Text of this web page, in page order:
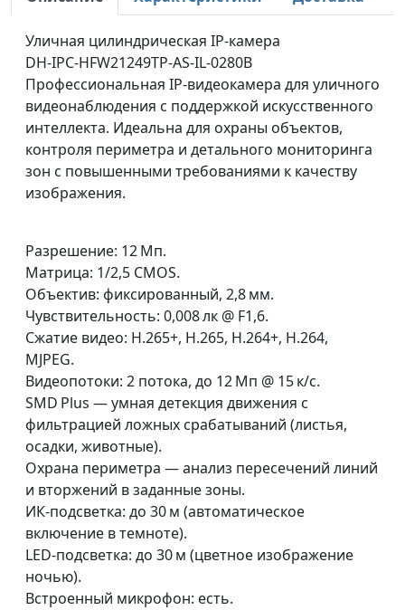
Уличная цилиндрическая IP‑камера
DH‑IPC‑HFW21249TP‑AS‑IL‑0280B
Профессиональная IP‑видеокамера для уличного
видеонаблюдения с поддержкой искусственного
интеллекта. Идеальна для охраны объектов,
контроля периметра и детального мониторинга
зон с повышенными требованиями к качеству
изображения.
Разрешение: 12 Мп.
Матрица: 1/2,5 CMOS.
Объектив: фиксированный, 2,8 мм.
Чувствительность: 0,008 лк @ F1,6.
Сжатие видео: H.265+, H.265, H.264+, H.264,
MJPEG.
Видеопотоки: 2 потока, до 12 Мп @ 15 к/с.
SMD Plus — умная детекция движения с
фильтрацией ложных срабатываний (листья,
осадки, животные).
Охрана периметра — анализ пересечений линий
и вторжений в заданные зоны.
ИК‑подсветка: до 30 м (автоматическое
включение в темноте).
LED‑подсветка: до 30 м (цветное изображение
ночью).
Встроенный микрофон: есть.